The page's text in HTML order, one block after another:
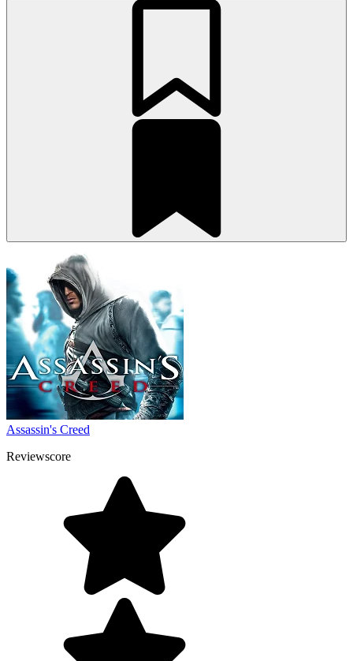
Assassin's Creed
Reviewscore